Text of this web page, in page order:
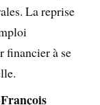
La reprise
financier à se